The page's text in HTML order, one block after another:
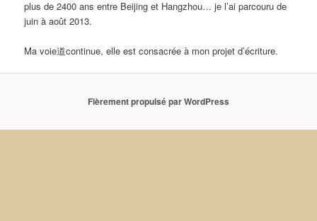
plus de 2400 ans entre Beijing et Hangzhou… je l’ai parcouru de
juin à août 2013.
Ma voie道continue, elle est consacrée à mon projet d’écriture.
Fièrement propulsé par WordPress